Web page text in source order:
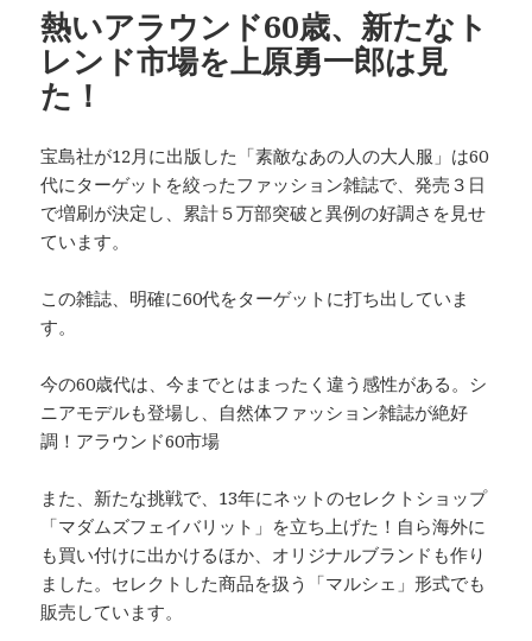
熱いアラウンド60歳、新たなト
レンド市場を上原勇一郎は見
た！
宝島社が12月に出版した「素敵なあの人の大人服」は60
代にターゲットを絞ったファッション雑誌で、発売３日
で増刷が決定し、累計５万部突破と異例の好調さを見せ
ています。
この雑誌、明確に60代をターゲットに打ち出していま
す。
今の60歳代は、今までとはまったく違う感性がある。シ
ニアモデルも登場し、自然体ファッション雑誌が絶好
調！アラウンド60市場
また、新たな挑戦で、13年にネットのセレクトショップ
「マダムズフェイバリット」を立ち上げた！自ら海外に
も買い付けに出かけるほか、オリジナルブランドも作り
ました。セレクトした商品を扱う「マルシェ」形式でも
販売しています。